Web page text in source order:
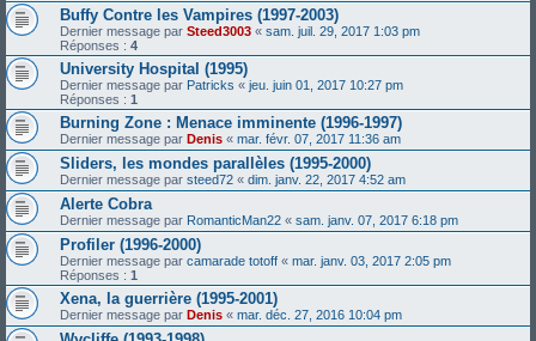
Buffy Contre les Vampires (1997-2003)
Dernier message par Steed3003 « sam. juil. 29, 2017 1:03 pm
Réponses : 4
University Hospital (1995)
Dernier message par Patricks « jeu. juin 01, 2017 10:27 pm
Réponses : 1
Burning Zone : Menace imminente (1996-1997)
Dernier message par Denis « mar. févr. 07, 2017 11:36 am
Sliders, les mondes parallèles (1995-2000)
Dernier message par steed72 « dim. janv. 22, 2017 4:52 am
Alerte Cobra
Dernier message par RomanticMan22 « sam. janv. 07, 2017 6:18 pm
Profiler (1996-2000)
Dernier message par camarade totoff « mar. janv. 03, 2017 2:05 pm
Réponses : 1
Xena, la guerrière (1995-2001)
Dernier message par Denis « mar. déc. 27, 2016 10:04 pm